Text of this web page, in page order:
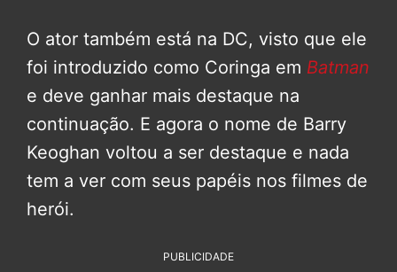
O ator também está na DC, visto que ele
foi introduzido como Coringa em Batman
e deve ganhar mais destaque na
continuação. E agora o nome de Barry
Keoghan voltou a ser destaque e nada
tem a ver com seus papéis nos filmes de
herói.
PUBLICIDADE